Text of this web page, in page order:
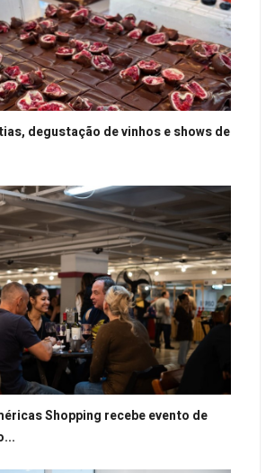
degustação de vinhos e shows de
Shopping recebe evento de